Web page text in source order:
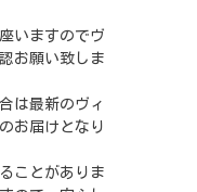
いますのでヴ
お願い致しま
は最新のヴィ
お届けとなり
ことがありま